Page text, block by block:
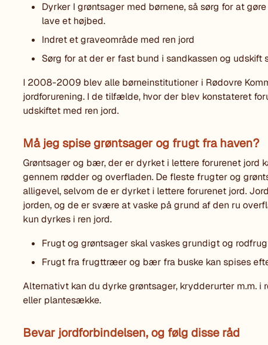
Dyrker I grøntsager med børnene, så sørg for at
lave et højbed.
Indret et graveområde med ren jord
Sørg for at der er fast bund i sandkassen og udskift
I 2008-2009 blev alle børneinstitutioner i Rødovre
jordforurening. I de tilfælde, hvor der blev konstateret
udskiftet med ren jord.
Må jeg spise grøntsager og frugt fra haven?
Grøntsager og bær, der er dyrket i lettere forurenet jord
gennem rødder og overfladen. De fleste frugter og
alligevel, selvom de er dyrket i lettere forurenet jord.
jorden, og de er svære at vaske på grund af den ru
kun dyrkes i ren jord.
Frugt og grøntsager skal vaskes grundigt og
Frugt fra frugttræer og bær fra buske kan spises
Alternativt kan du dyrke grøntsager, krydderurter m.m. i
eller plantesække.
Bevar jordforbindelsen, og følg disse råd